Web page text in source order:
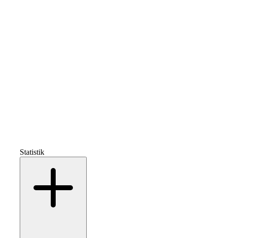
Statistik